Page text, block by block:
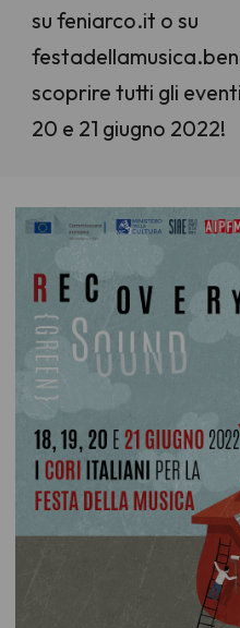
su feniarco.it o su
scoprire tutti gli
20 e 21 giugno 2022!